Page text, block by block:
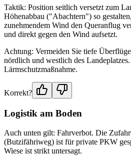
Taktik: Position seitlich versetzt zum
Höhenabbau ("Abachtern") so
zunehmendem Wind den Queranflug
und direkt gegen den Wind aufsetzt.
Achtung: Vermeiden Sie tiefe
nördlich und westlich des
Lärmschutzmaßnahme.
Korrekt?
Logistik am Boden
Auch unten gilt: Fahrverbot. Die
(Butzifähriweg) ist für private PKW
Wiese ist strikt untersagt.